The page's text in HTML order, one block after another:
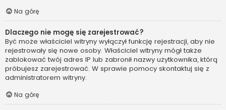
Na górę
Dlaczego nie mogę się zarejestrować?
Być może właściciel witryny wyłączył funkcję rejestracji, aby nie
rejestrowały się nowe osoby. Właściciel witryny mógł także
zablokować twój adres IP lub zabronił nazwy użytkownika, którą
próbujesz zarejestrować. W sprawie pomocy skontaktuj się z
administratorem witryny.
Na górę